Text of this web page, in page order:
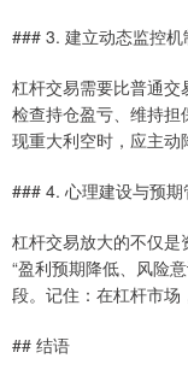
### 3. 建立动态监控机
杠杆交易需要比普通
检查持仓盈亏、维持担
现重大利空时，应主动
### 4. 心理建设与预期
杠杆交易放大的不仅
“盈利预期降低、风险
段。记住：在杠杆市场
## 结语